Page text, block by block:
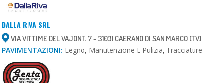
DALLA RIVA SRL
VIA VITTIME DEL VAJONT, 7 - 31031 CAERANO DI SAN MARCO (TV)
PAVIMENTAZIONI: Legno, Manutenzione E Pulizia, Tracciature